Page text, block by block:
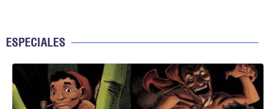
ESPECIALES